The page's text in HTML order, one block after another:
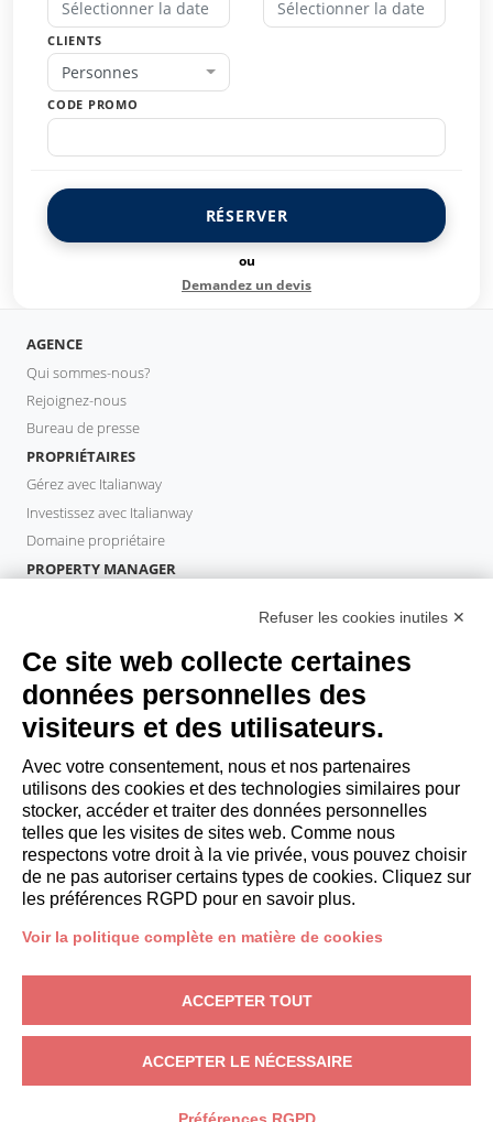
CLIENTS
Personnes
CODE PROMO
RÉSERVER
ou
Demandez un devis
AGENCE
Qui sommes-nous?
Rejoignez-nous
Bureau de presse
PROPRIÉTAIRES
Gérez avec Italianway
Investissez avec Italianway
Domaine propriétaire
PROPERTY MANAGER
INVITÉS
Réservez un séjour
Séjour longue durée
Expériences pour les clients
Reductions pour les clients
Conventions pour les entreprises
booking@italianway.house
+390286882952
N° TVA: 08839180968 - PMI Innovativa
Protection de la vie privée-Conditions-Cookies-Whistleblowing
Refuser les cookies inutiles ✕
Ce site web collecte certaines
données personnelles des
visiteurs et des utilisateurs.
Avec votre consentement, nous et nos partenaires
utilisons des cookies et des technologies similaires pour
stocker, accéder et traiter des données personnelles
telles que les visites de sites web. Comme nous
respectons votre droit à la vie privée, vous pouvez choisir
de ne pas autoriser certains types de cookies. Cliquez sur
les préférences RGPD pour en savoir plus.
Voir la politique complète en matière de cookies
ACCEPTER TOUT
ACCEPTER LE NÉCESSAIRE